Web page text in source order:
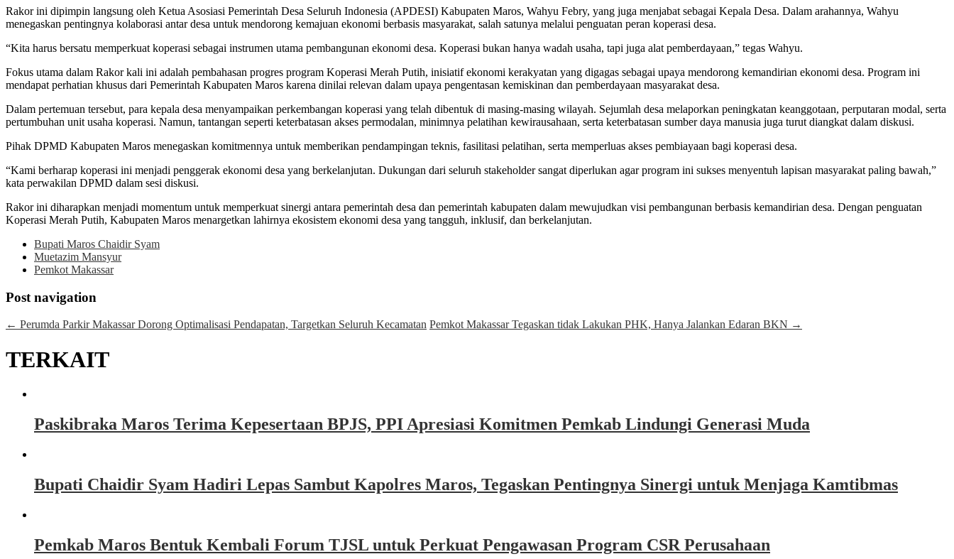
Rakor ini dipimpin langsung oleh Ketua Asosiasi Pemerintah Desa Seluruh Indonesia (APDESI) Kabupaten Maros, Wahyu Febry, yang juga menjabat sebagai Kepala Desa. Dalam arahannya, Wahyu
menegaskan pentingnya kolaborasi antar desa untuk mendorong kemajuan ekonomi berbasis masyarakat, salah satunya melalui penguatan peran koperasi desa.
“Kita harus bersatu memperkuat koperasi sebagai instrumen utama pembangunan ekonomi desa. Koperasi bukan hanya wadah usaha, tapi juga alat pemberdayaan,” tegas Wahyu.
Fokus utama dalam Rakor kali ini adalah pembahasan progres program Koperasi Merah Putih, inisiatif ekonomi kerakyatan yang digagas sebagai upaya mendorong kemandirian ekonomi desa. Program ini
mendapat perhatian khusus dari Pemerintah Kabupaten Maros karena dinilai relevan dalam upaya pengentasan kemiskinan dan pemberdayaan masyarakat desa.
Dalam pertemuan tersebut, para kepala desa menyampaikan perkembangan koperasi yang telah dibentuk di masing-masing wilayah. Sejumlah desa melaporkan peningkatan keanggotaan, perputaran modal, serta
pertumbuhan unit usaha koperasi. Namun, tantangan seperti keterbatasan akses permodalan, minimnya pelatihan kewirausahaan, serta keterbatasan sumber daya manusia juga turut diangkat dalam diskusi.
Pihak DPMD Kabupaten Maros menegaskan komitmennya untuk memberikan pendampingan teknis, fasilitasi pelatihan, serta memperluas akses pembiayaan bagi koperasi desa.
“Kami berharap koperasi ini menjadi penggerak ekonomi desa yang berkelanjutan. Dukungan dari seluruh stakeholder sangat diperlukan agar program ini sukses menyentuh lapisan masyarakat paling bawah,”
kata perwakilan DPMD dalam sesi diskusi.
Rakor ini diharapkan menjadi momentum untuk memperkuat sinergi antara pemerintah desa dan pemerintah kabupaten dalam mewujudkan visi pembangunan berbasis kemandirian desa. Dengan penguatan
Koperasi Merah Putih, Kabupaten Maros menargetkan lahirnya ekosistem ekonomi desa yang tangguh, inklusif, dan berkelanjutan.
Bupati Maros Chaidir Syam
Muetazim Mansyur
Pemkot Makassar
Post navigation
← Perumda Parkir Makassar Dorong Optimalisasi Pendapatan, Targetkan Seluruh Kecamatan Pemkot Makassar Tegaskan tidak Lakukan PHK, Hanya Jalankan Edaran BKN →
TERKAIT
Paskibraka Maros Terima Kepesertaan BPJS, PPI Apresiasi Komitmen Pemkab Lindungi Generasi Muda
Bupati Chaidir Syam Hadiri Lepas Sambut Kapolres Maros, Tegaskan Pentingnya Sinergi untuk Menjaga Kamtibmas
Pemkab Maros Bentuk Kembali Forum TJSL untuk Perkuat Pengawasan Program CSR Perusahaan